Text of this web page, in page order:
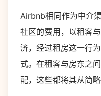
Airbnb相同作为中介
社区的费用，以租客
济，经过租房这一行
式。在租客与房东之
配，这些都将其从简